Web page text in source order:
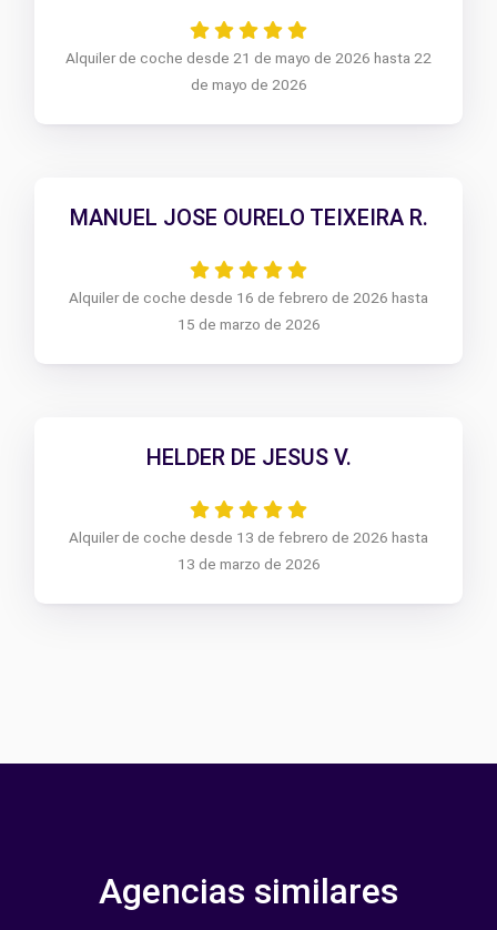
Alquiler de coche desde 21 de mayo de 2026 hasta 22
de mayo de 2026
MANUEL JOSE OURELO TEIXEIRA R.
Alquiler de coche desde 16 de febrero de 2026 hasta
15 de marzo de 2026
HELDER DE JESUS V.
Alquiler de coche desde 13 de febrero de 2026 hasta
13 de marzo de 2026
Agencias similares